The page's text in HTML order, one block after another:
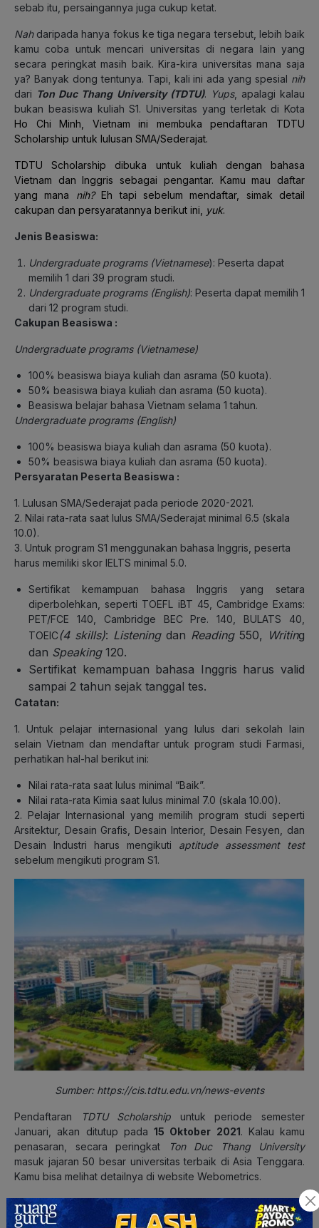
sebab itu, persaingannya juga cukup ketat.
Nahdaripada hanya fokus ke tiga negara tersebut, lebih baik
kamu coba untuk mencari universitas di negara lain yang
secara peringkat masih baik. Kira-kira universitas mana saja
ya? Banyak dong tentunya. Tapi, kali ini ada yang spesial nih
dari Ton Duc Thang University (TDTU). Yups, apalagi kalau
bukan beasiswa kuliah S1. Universitas yang terletak di Kota
Ho Chi Minh, Vietnam ini membuka pendaftaran TDTU
Scholarship untuk lulusan SMA/Sederajat.
TDTU Scholarship dibuka untuk kuliah dengan bahasa
Vietnam dan Inggris sebagai pengantar. Kamu mau daftar
yang mana nih? Eh tapi sebelum mendaftar, simak detail
cakupan dan persyaratannya berikut ini,
yuk.
Jenis Beasiswa:
Undergraduate programs (Vietnamese): Peserta dapat
memilih 1 dari 39 program studi.
Undergraduate programs (English): Peserta dapat memilih 1
dari 12 program studi.
Cakupan Beasiswa :
Undergraduate programs (Vietnamese)
100% beasiswa biaya kuliah dan asrama (50 kuota).
50% beasiswa biaya kuliah dan asrama (50 kuota).
Beasiswa belajar bahasa Vietnam selama 1 tahun.
Undergraduate programs (English)
100% beasiswa biaya kuliah dan asrama (50 kuota).
50% beasiswa biaya kuliah dan asrama (50 kuota).
Persyaratan Peserta Beasiswa :
1. Lulusan SMA/Sederajat pada periode 2020-2021.
2. Nilai rata-rata saat lulus SMA/Sederajat minimal 6.5 (skala
10.0).
3. Untuk program S1 menggunakan bahasa Inggris, peserta
harus memiliki skor IELTS minimal 5.0.
Sertifikat kemampuan bahasa Inggris yang setara
diperbolehkan, seperti TOEFL iBT 45, Cambridge Exams:
PET/FCE 140, Cambridge BEC Pre. 140, BULATS 40,
TOEIC(4 skills): Listeningdan Reading550, Writing
dan Speaking120.
Sertifikat kemampuan bahasa Inggris harus valid
sampai 2 tahun sejak tanggal tes.
Catatan:
1. Untuk pelajar internasional yang lulus dari sekolah lain
selain Vietnam dan mendaftar untuk program studi Farmasi,
perhatikan hal-hal berikut ini:
Nilai rata-rata saat lulus minimal “Baik”.
Nilai rata-rata Kimia saat lulus minimal 7.0 (skala 10.00).
2. Pelajar Internasional yang memilih program studi seperti
Arsitektur, Desain Grafis, Desain Interior, Desain Fesyen, dan
Desain Industri harus mengikuti aptitude assessment test
sebelum mengikuti program S1.
Sumber: https://cis.tdtu.edu.vn/news-events
Pendaftaran TDTU Scholarship untuk periode semester
Januari, akan ditutup pada 15 Oktober 2021. Kalau kamu
penasaran, secara peringkat
Ton Duc Thang University
masuk jajaran 50 besar universitas terbaik di Asia Tenggara.
Kamu bisa melihat detailnya di website Webometrics.
Jadi, sudah yakin belum nih untuk mendaftar TDTU
Scholarship? Kalau sudah, kamu harus pastikan duluyakira-